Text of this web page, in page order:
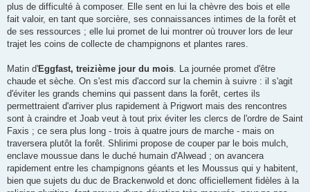
plus de difficulté à composer. Elle sent en lui la chèvre des bois et elle
fait valoir, en tant que sorcière, ses connaissances intimes de la forêt et
de ses ressources ; elle lui promet de lui montrer où trouver lors de leur
trajet les coins de collecte de champignons et plantes rares.
Matin d'Eggfast, treizième jour du mois . La journée promet d'être
chaude et sèche. On s'est mis d'accord sur la chemin à suivre : il s'agit
d'éviter les grands chemins qui passent dans la forêt, certes ils
permettraient d'arriver plus rapidement à Prigwort mais des rencontres
sont à craindre et Joab veut à tout prix éviter les clercs de l'ordre de Saint
Faxis ; ce sera plus long - trois à quatre jours de marche - mais on
traversera plutôt la forêt. Shlirimi propose de couper par le bois mulch,
enclave moussue dans le duché humain d'Alwead ; on avancera
rapidement entre les champignons géants et les Moussus qui y habitent,
bien que sujets du duc de Brackenwold et donc officiellement fidèles à la